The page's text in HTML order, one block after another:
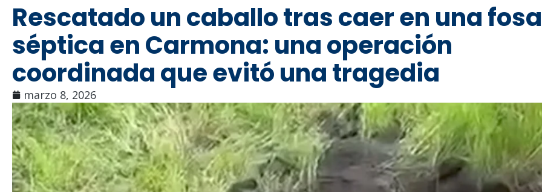
Rescatado un caballo tras caer en una fosa
séptica en Carmona: una operación
coordinada que evitó una tragedia
marzo 8, 2026